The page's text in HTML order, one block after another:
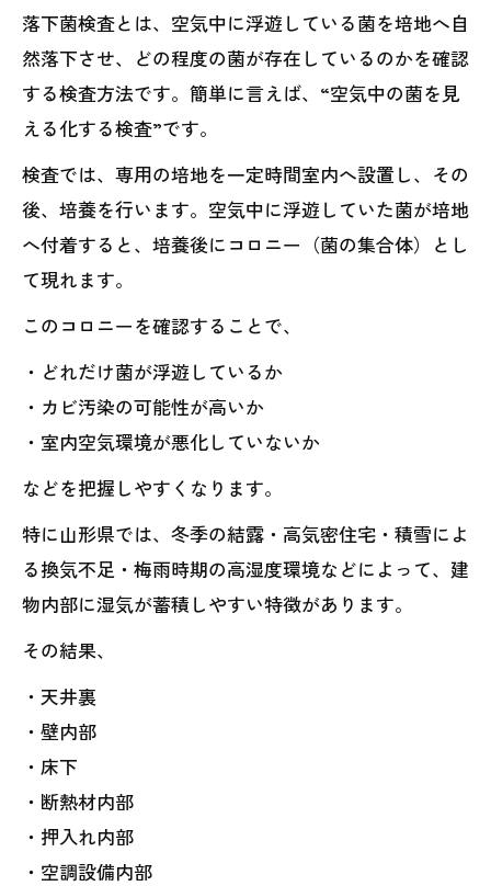
落下菌検査とは、空気中に浮遊している菌を培地へ自
然落下させ、どの程度の菌が存在しているのかを確認
する検査方法です。簡単に言えば、“空気中の菌を見
える化する検査”です。
検査では、専用の培地を一定時間室内へ設置し、その
後、培養を行います。空気中に浮遊していた菌が培地
へ付着すると、培養後にコロニー（菌の集合体）とし
て現れます。
このコロニーを確認することで、
・どれだけ菌が浮遊しているか
・カビ汚染の可能性が高いか
・室内空気環境が悪化していないか
などを把握しやすくなります。
特に山形県では、冬季の結露・高気密住宅・積雪によ
る換気不足・梅雨時期の高湿度環境などによって、建
物内部に湿気が蓄積しやすい特徴があります。
その結果、
・天井裏
・壁内部
・床下
・断熱材内部
・押入れ内部
・空調設備内部